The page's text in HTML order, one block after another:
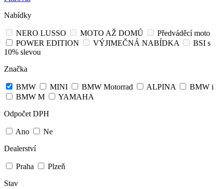
Nabídky
NERO LUSSO MOTO AŽ DOMŮ
Předváděcí moto
POWER EDITION
VÝJIMEČNÁ NABÍDKA
BSI s
10% slevou
Značka
BMW MINI BMW Motorrad ALPINA
BMW i
BMW M
YAMAHA
Odpočet DPH
Ano
Ne
Dealerství
Praha
Plzeň
Stav